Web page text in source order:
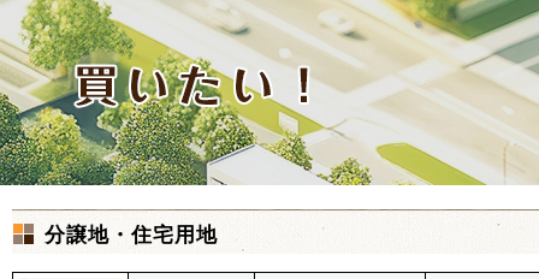
分譲地・住宅用地